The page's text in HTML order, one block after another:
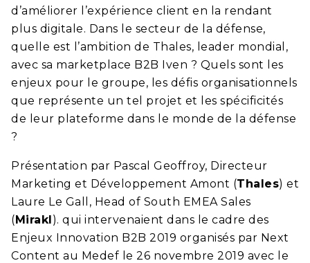
d’améliorer l’expérience client en la rendant
plus digitale. Dans le secteur de la défense,
quelle est l’ambition de Thales, leader mondial,
avec sa marketplace B2B Iven ? Quels sont les
enjeux pour le groupe, les défis organisationnels
que représente un tel projet et les spécificités
de leur plateforme dans le monde de la défense
?
Présentation par Pascal Geoffroy, Directeur
Marketing et Développement Amont (Thales) et
Laure Le Gall, Head of South EMEA Sales
(Mirakl). qui intervenaient dans le cadre des
Enjeux Innovation B2B 2019 organisés par Next
Content au Medef le 26 novembre 2019 avec le